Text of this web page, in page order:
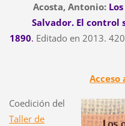
Acosta, Antonio:
Salvador. El control
1890. Editado en 2013.
Acceso
Coedición del
Taller de